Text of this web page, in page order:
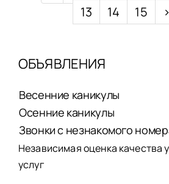
13
14 15 ›
ОБЪЯВЛЕНИЯ
Весенние каникулы
Осенние каникулы
Звонки с незнакомого
Независимая оценка качества
услуг